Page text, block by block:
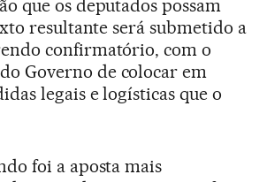
que os deputados possam
resultante será submetido a
confirmatório, com o
Governo de colocar em
legais e logísticas que o
foi a aposta mais